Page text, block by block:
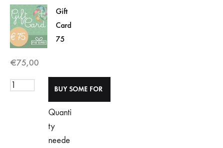
Gift
Card
75
€75,00
Quanti
ty
neede